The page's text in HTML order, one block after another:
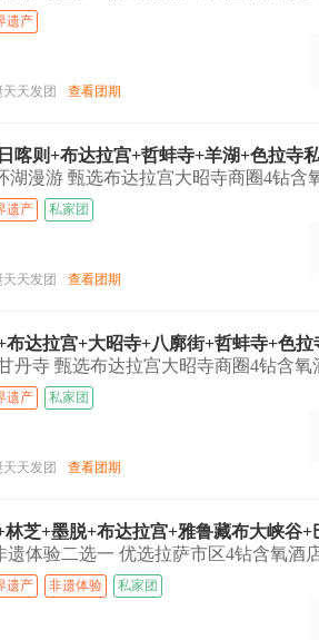
遗产
天天发团 查看团期
喀则+布达拉宫+哲蚌寺+羊湖+色拉寺
湖漫游 甄选布达拉宫大昭寺商圈4钻
遗产 私家团
天天发团 查看团期
布达拉宫+大昭寺+八廓街+哲蚌寺+色拉
丹寺 甄选布达拉宫大昭寺商圈4钻含
遗产 私家团
天天发团 查看团期
林芝+墨脱+布达拉宫+雅鲁藏布大峡谷+
体验二选一 优选拉萨市区4钻含氧酒
遗产 非遗体验 私家团